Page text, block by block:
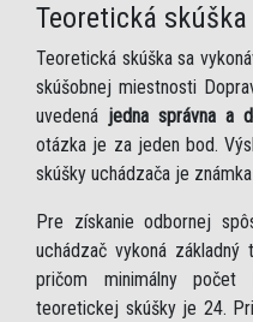
Teoretická skúška
Teoretická skúška sa
skúšobnej miestnosti
uvedená jedna správna a
otázka je za jeden bod.
skúšky uchádzača je známka
Pre získanie odbornej
uchádzač vykoná
pričom minimálny počet
teoretickej skúšky je 24.